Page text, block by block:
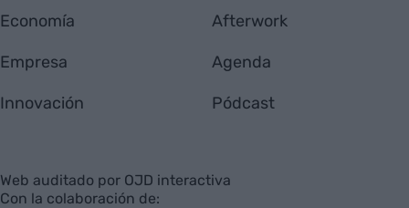
Economía
Empresa
Innovación
Afterwork
Agenda
Pódcast
Web auditado por OJD interactiva
Con la colaboración de: